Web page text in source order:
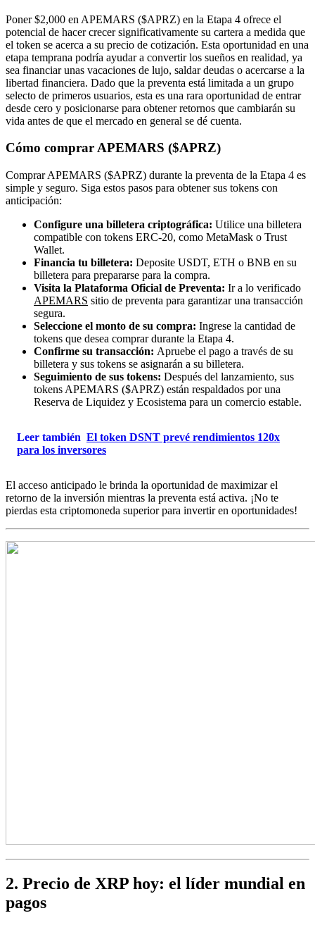
Poner $2,000 en APEMARS ($APRZ) en la Etapa 4 ofrece el
potencial de hacer crecer significativamente su cartera a medida que
el token se acerca a su precio de cotización. Esta oportunidad en una
etapa temprana podría ayudar a convertir los sueños en realidad, ya
sea financiar unas vacaciones de lujo, saldar deudas o acercarse a la
libertad financiera. Dado que la preventa está limitada a un grupo
selecto de primeros usuarios, esta es una rara oportunidad de entrar
desde cero y posicionarse para obtener retornos que cambiarán su
vida antes de que el mercado en general se dé cuenta.
Cómo comprar APEMARS ($APRZ)
Comprar APEMARS ($APRZ) durante la preventa de la Etapa 4 es
simple y seguro. Siga estos pasos para obtener sus tokens con
anticipación:
Configure una billetera criptográfica: Utilice una billetera
compatible con tokens ERC-20, como MetaMask o Trust
Wallet.
Financia tu billetera: Deposite USDT, ETH o BNB en su
billetera para prepararse para la compra.
Visita la Plataforma Oficial de Preventa: Ir a lo verificado
APEMARS sitio de preventa para garantizar una transacción
segura.
Seleccione el monto de su compra: Ingrese la cantidad de
tokens que desea comprar durante la Etapa 4.
Confirme su transacción: Apruebe el pago a través de su
billetera y sus tokens se asignarán a su billetera.
Seguimiento de sus tokens: Después del lanzamiento, sus
tokens APEMARS ($APRZ) están respaldados por una
Reserva de Liquidez y Ecosistema para un comercio estable.
Leer también El token DSNT prevé rendimientos 120x
para los inversores
El acceso anticipado le brinda la oportunidad de maximizar el
retorno de la inversión mientras la preventa está activa. ¡No te
pierdas esta criptomoneda superior para invertir en oportunidades!
2. Precio de XRP hoy: el líder mundial en
pagos